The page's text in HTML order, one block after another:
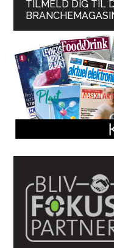
TILMELD DIG TIL